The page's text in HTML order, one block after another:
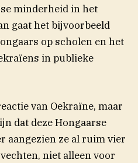
minderheid in het
gaat het bijvoorbeeld
op scholen en het
in publieke
van Oekraïne, maar
dat deze Hongaarse
aangezien ze al ruim vier
niet alleen voor